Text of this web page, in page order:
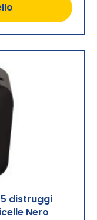
distruggi
Nero